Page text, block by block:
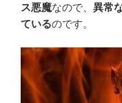
ス悪魔なので、 異常
ているのです。